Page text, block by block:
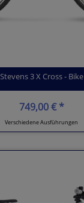
Stevens 3 X Cross - Bike
749,00 € *
Verschiedene Ausführungen